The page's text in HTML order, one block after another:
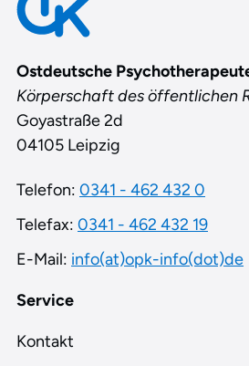
Service
Kontakt
Ostdeutsche
Körperschaft des öffentlichen
Goyastraße 2d
04105 Leipzig
Telefon: 0341 - 462 432 0
Telefax: 0341 - 462 432 19
E-Mail: info(at)opk-info(dot)de